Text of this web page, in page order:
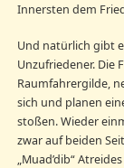
Innersten dem
Und natürlich gibt
Unzufriedener. Die
Raumfahrergilde,
sich und planen
stoßen. Wieder
zwar auf beiden
„Muad’dib“